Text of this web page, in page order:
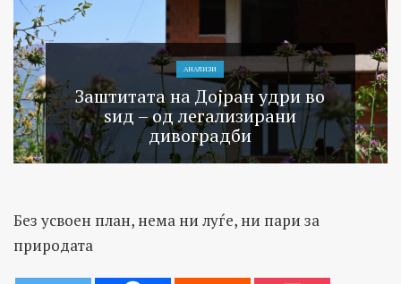
АНАЛИЗИ
Заштитата на Дојран удри во
ѕид – од легализирани
дивоградби
Без усвоен план, нема ни луѓе, ни пари за
природата